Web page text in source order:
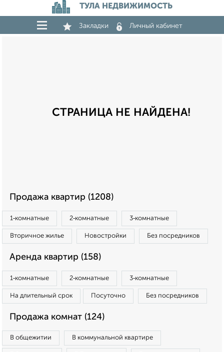
ТУЛА НЕДВИЖИМОСТЬ
Закладки Личный кабинет
СТРАНИЦА НЕ НАЙДЕНА!
Продажа квартир (1208)
1‑комнатные 2‑комнатные 3‑комнатные
Вторичное жилье Новостройки Без посредников
Аренда квартир (158)
1‑комнатные 2‑комнатные 3‑комнатные
На длительный срок Посуточно Без посредников
Продажа комнат (124)
В общежитии В коммунальной квартире